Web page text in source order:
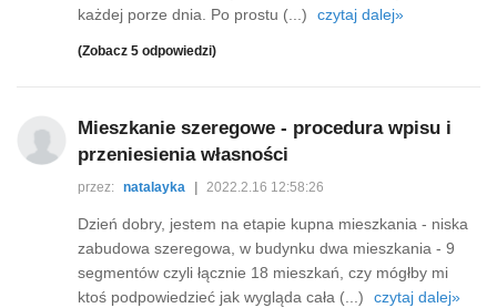
każdej porze dnia. Po prostu (...)
czytaj dalej»
(Zobacz 5 odpowiedzi)
Mieszkanie szeregowe - procedura wpisu i
przeniesienia własności
przez: natalayka 2022.2.16 12:58:26
Dzień dobry, jestem na etapie kupna mieszkania - niska
zabudowa szeregowa, w budynku dwa mieszkania - 9
segmentów czyli łącznie 18 mieszkań, czy mógłby mi
ktoś podpowiedzieć jak wygląda cała (...)
czytaj dalej»